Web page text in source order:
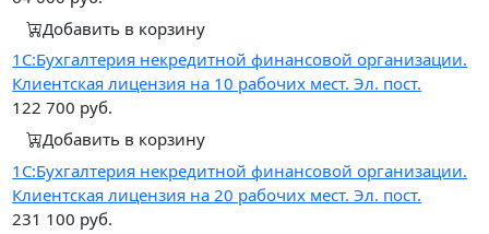
Добавить в корзину
1С:Бухгалтерия некредитной финансовой организации.
Клиентская лицензия на 10 рабочих мест. Эл. пост.
122 700 руб.
Добавить в корзину
1С:Бухгалтерия некредитной финансовой организации.
Клиентская лицензия на 20 рабочих мест. Эл. пост.
231 100 руб.